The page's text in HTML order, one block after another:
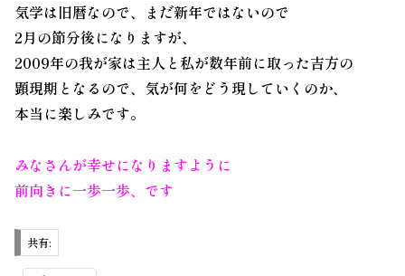
気学は旧暦なので、まだ新年ではないので
2月の節分後になりますが、
2009年の我が家は主人と私が数年前に取った吉方の
顕現期 となるので、気が何をどう現していくのか、
本当に楽しみです。
みなさんが幸せになりますように
前向きに一歩一歩、です
共有: